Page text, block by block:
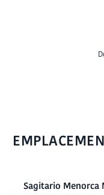
Sagitario Menorca